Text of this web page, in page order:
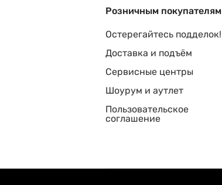
Розничным покупателям
Остерегайтесь подделок!
Доставка и подъём
Сервисные центры
Шоурум и аутлет
Пользовательское
соглашение